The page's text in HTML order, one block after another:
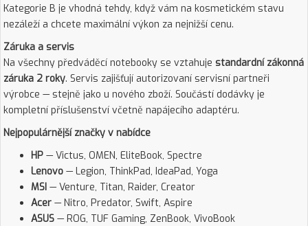
Kategorie B je vhodná tehdy, když vám na kosmetickém stavu
nezáleží a chcete maximální výkon za nejnižší cenu.
Záruka a servis
Na všechny předváděcí notebooky se vztahuje standardní zákonná
záruka 2 roky. Servis zajišťují autorizovaní servisní partneři
výrobce — stejně jako u nového zboží. Součástí dodávky je
kompletní příslušenství včetně napájecího adaptéru.
Nejpopulárnější značky v nabídce
HP — Victus, OMEN, EliteBook, Spectre
Lenovo — Legion, ThinkPad, IdeaPad, Yoga
MSI — Venture, Titan, Raider, Creator
Acer — Nitro, Predator, Swift, Aspire
ASUS — ROG, TUF Gaming, ZenBook, VivoBook